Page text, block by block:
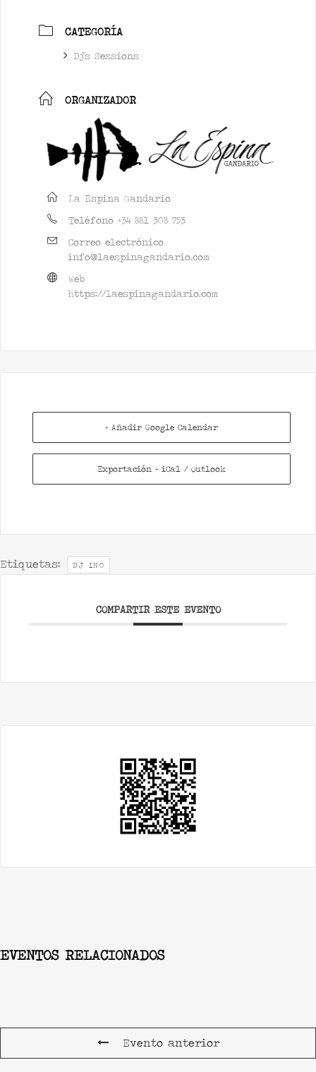
CATEGORÍA
Dj's Sessions
ORGANIZADOR
La Espina Gandario
Teléfono +34 881 308 753
Correo electrónico
info@laespinagandario.com
Web
https://laespinagandario.com
+ Añadir Google Calendar
Exportación + iCal / Outlook
Etiquetas: DJ INO
COMPARTIR ESTE EVENTO
EVENTOS RELACIONADOS
Evento anterior